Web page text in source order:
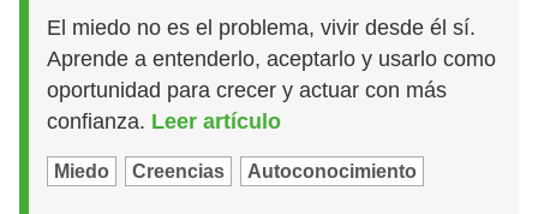
El miedo no es el problema, vivir desde él sí.
Aprende a entenderlo, aceptarlo y usarlo como
oportunidad para crecer y actuar con más
confianza. Leer artículo
Miedo Creencias Autoconocimiento